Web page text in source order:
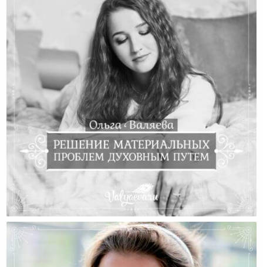
Решение Материальных Проблем Духовным Путем